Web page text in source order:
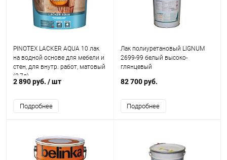
PINOTEX LACKER AQUA 10 лак
на водной основе для мебели и
стен, для внутр. работ, матовый
(2,7л)
2 890 руб. / шт
Подробнее
Лак полиуретановый LIGNUM
2699-99 белый высоко-
глянцевый
82 700 руб.
Подробнее